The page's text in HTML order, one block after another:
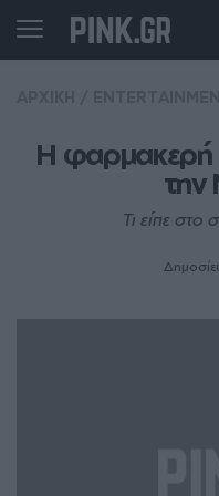
Η φαρμακερή
την
Τι είπε